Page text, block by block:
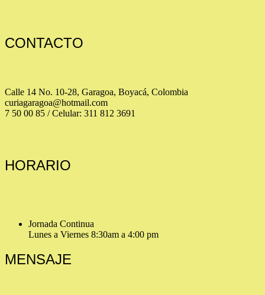
CONTACTO
Calle 14 No. 10-28, Garagoa, Boyacá, Colombia
curiagaragoa@hotmail.com
7 50 00 85 / Celular: 311 812 3691
HORARIO
Jornada Continua
Lunes a Viernes 8:30am a 4:00 pm
MENSAJE